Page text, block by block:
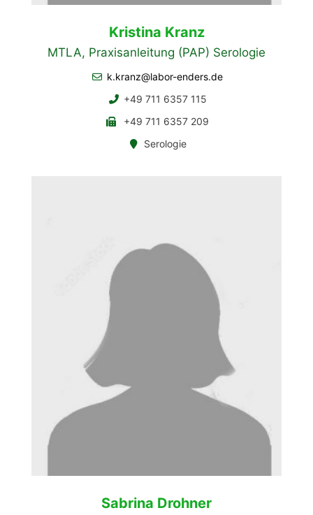
Kristina Kranz
MTLA, Praxisanleitung (PAP) Serologie
k.kranz@labor-enders.de
+49 711 6357 115
+49 711 6357 209
Serologie
Sabrina Drohner